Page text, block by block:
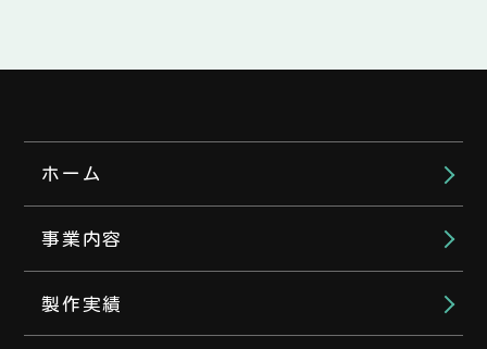
ホーム
事業内容
製作実績